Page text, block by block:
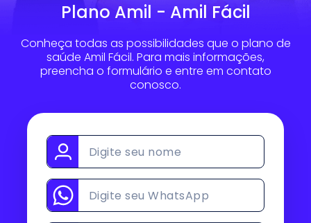
Plano Amil - Amil Fácil
Conheça todas as possibilidades que o plano de
saúde Amil Fácil. Para mais informações,
preencha o formulário e entre em contato
conosco.